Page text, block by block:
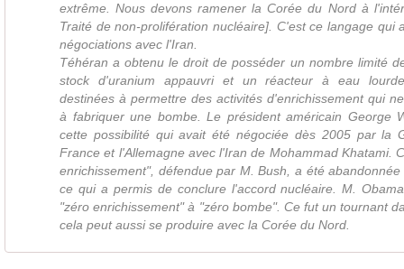
extrême. Nous devons ramener la Corée du Nord à
Traité de non-prolifération nucléaire]. C'est ce langage qui
négociations avec l'Iran.
Téhéran a obtenu le droit de posséder un nombre limité
stock d'uranium appauvri et un réacteur à eau
destinées à permettre des activités d'enrichissement qui
à fabriquer une bombe. Le président américain George
cette possibilité qui avait été négociée dès 2005 par la
France et l'Allemagne avec l'Iran de Mohammad Khatami.
enrichissement", défendue par M. Bush, a été
ce qui a permis de conclure l'accord nucléaire. M.
"zéro enrichissement" à "zéro bombe". Ce fut un tournant
cela peut aussi se produire avec la Corée du Nord.